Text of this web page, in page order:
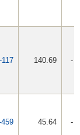
-117 140.69 -
459 45.64 -